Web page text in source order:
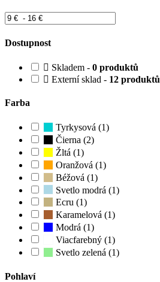
Dostupnost
Skladem - 0 produktů
Externí sklad - 12 produktů
Farba
Tyrkysová (1)
Čierna (2)
Žltá (1)
Oranžová (1)
Béžová (1)
Svetlo modrá (1)
Ecru (1)
Karamelová (1)
Modrá (1)
Viacfarebný (1)
Svetlo zelená (1)
Pohlaví